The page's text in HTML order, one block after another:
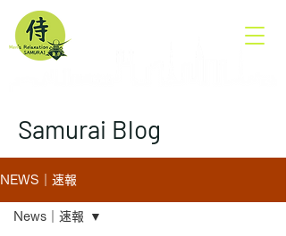
Samurai Blog
NEWS｜速報
News｜速報